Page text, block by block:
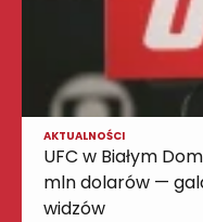
AKTUALNOŚCI
UFC w Białym
mln dolarów —
widzów